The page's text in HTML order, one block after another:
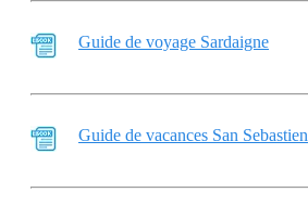
Guide de voyage Sardaigne
Guide de vacances San Sebastien